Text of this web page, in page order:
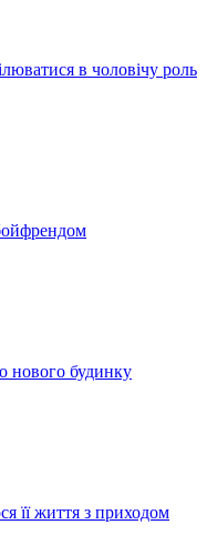
в чоловічу роль
нового будинку
її життя з приходом